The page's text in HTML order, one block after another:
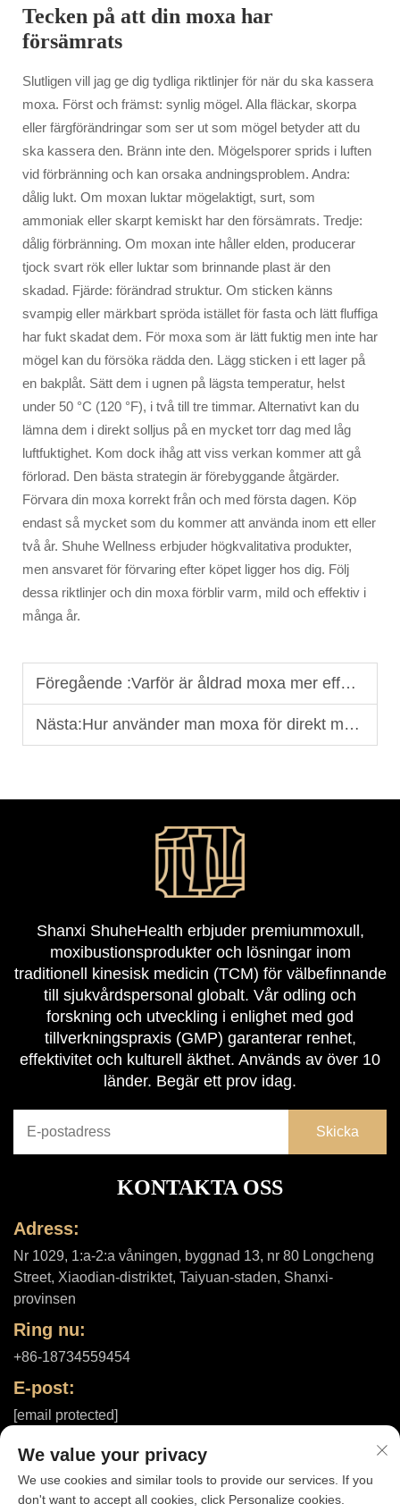
Tecken på att din moxa har
försämrats
Slutligen vill jag ge dig tydliga riktlinjer för när du ska kassera
moxa. Först och främst: synlig mögel. Alla fläckar, skorpa
eller färgförändringar som ser ut som mögel betyder att du
ska kassera den. Bränn inte den. Mögelsporer sprids i luften
vid förbränning och kan orsaka andningsproblem. Andra:
dålig lukt. Om moxan luktar mögelaktigt, surt, som
ammoniak eller skarpt kemiskt har den försämrats. Tredje:
dålig förbränning. Om moxan inte håller elden, producerar
tjock svart rök eller luktar som brinnande plast är den
skadad. Fjärde: förändrad struktur. Om sticken känns
svampig eller märkbart spröda istället för fasta och lätt fluffiga
har fukt skadat dem. För moxa som är lätt fuktig men inte har
mögel kan du försöka rädda den. Lägg sticken i ett lager på
en bakplåt. Sätt dem i ugnen på lägsta temperatur, helst
under 50 °C (120 °F), i två till tre timmar. Alternativt kan du
lämna dem i direkt solljus på en mycket torr dag med låg
luftfuktighet. Kom dock ihåg att viss verkan kommer att gå
förlorad. Den bästa strategin är förebyggande åtgärder.
Förvara din moxa korrekt från och med första dagen. Köp
endast så mycket som du kommer att använda inom ett eller
två år. Shuhe Wellness erbjuder högkvalitativa produkter,
men ansvaret för förvaring efter köpet ligger hos dig. Följ
dessa riktlinjer och din moxa förblir varm, mild och effektiv i
många år.
Föregående :Varför är åldrad moxa mer effektiv?
Nästa:Hur använder man moxa för direkt moxibustion?
Shanxi ShuheHealth erbjuder premiummoxull,
moxibustionsprodukter och lösningar inom
traditionell kinesisk medicin (TCM) för välbefinnande
till sjukvårdspersonal globalt. Vår odling och
forskning och utveckling i enlighet med god
tillverkningspraxis (GMP) garanterar renhet,
effektivitet och kulturell äkthet. Används av över 10
länder. Begär ett prov idag.
KONTAKTA OSS
Adress:
Nr 1029, 1:a-2:a våningen, byggnad 13, nr 80 Longcheng
Street, Xiaodian-distriktet, Taiyuan-staden, Shanxi-
provinsen
Ring nu:
+86-18734559454
E-post:
[email protected]
Upphovsrätt © 2025 av Shanxi ShuheHealth Co., Ltd. |
Integritetspolicy
We value your privacy
We use cookies and similar tools to provide our services. If you
don't want to accept all cookies, click Personalize cookies.